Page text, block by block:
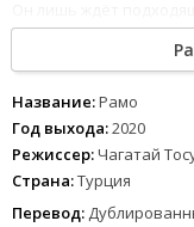
Дженгизу и
осложняется тем, что
врага - прекрасную
1 234 5 6 78
Название:Рамо
Год выхода:2020
Режиссер:Чагатай
Страна:Турция
Перевод: